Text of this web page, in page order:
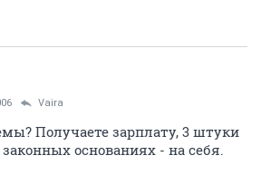
Vaira
Получаете зарплату, 3 штуки
законных основаниях - на себя.